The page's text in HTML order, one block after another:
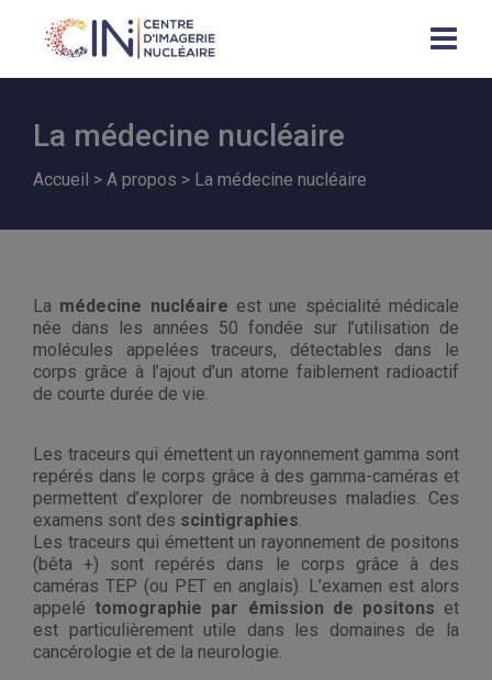
La médecine nucléaire
Accueil > A propos > La médecine nucléaire
La médecine nucléaire est une spécialité médicale
née dans les années 50 fondée sur l’utilisation de
molécules appelées traceurs, détectables dans le
corps grâce à l’ajout d’un atome faiblement radioactif
de courte durée de vie.
Les traceurs qui émettent un rayonnement gamma sont
repérés dans le corps grâce à des gamma-caméras et
permettent d’explorer de nombreuses maladies. Ces
examens sont des scintigraphies.
Les traceurs qui émettent un rayonnement de positons
(bêta +) sont repérés dans le corps grâce à des
caméras TEP (ou PET en anglais). L’examen est alors
appelé tomographie par émission de positons et
est particulièrement utile dans les domaines de la
cancérologie et de la neurologie.